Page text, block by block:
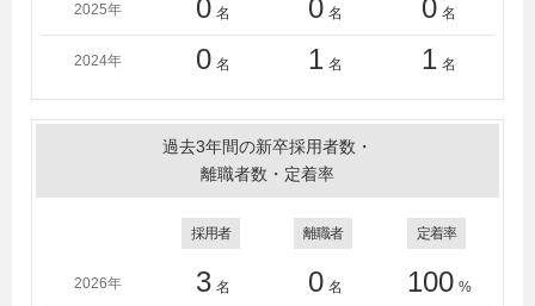
2025年 0 名 0 名 0 名
2024年 0 名 1 名 1 名
過去3年間の新卒採用者数・
離職者数・定着率
採用者 離職者 定着率
2026年 3 名 0 名 100 %